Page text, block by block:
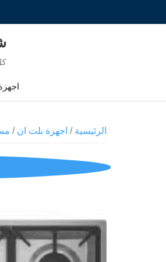
الرئيسية / اجهزة بلت ان /